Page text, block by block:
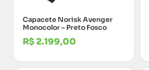
Capacete Norisk Avenger
Monocolor – Preto Fosco
R$2.199,00